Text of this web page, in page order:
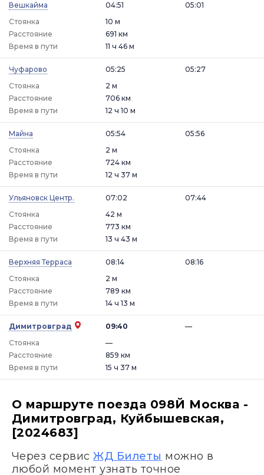
Вешкайма
04:51
Стоянка
10 м
05:01
Расстояние
691 км
Время в пути
11 ч 46 м
Чуфарово
05:25
Стоянка
2 м
05:27
Расстояние
706 км
Время в пути
12 ч 10 м
Майна
05:54
Стоянка
2 м
05:56
Расстояние
724 км
Время в пути
12 ч 37 м
Ульяновск Центр.
07:02
Стоянка
42 м
07:44
Расстояние
773 км
Время в пути
13 ч 43 м
Верхняя Терраса
08:14
Стоянка
2 м
08:16
Расстояние
789 км
Время в пути
14 ч 13 м
Димитровград
09:40
Стоянка
—
—
Расстояние
859 км
Время в пути
15 ч 37 м
О маршруте поезда 098Й Москва -
Димитровград, Куйбышевская,
[2024683]
Через сервисЖД Билеты можно в
любой момент узнать точное